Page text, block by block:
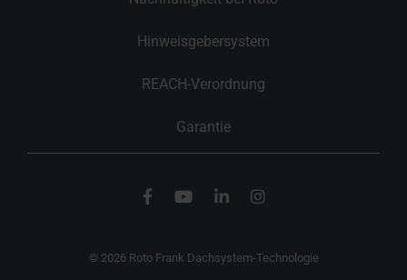
Hinweisgebersystem
REACH-Verordnung
Garantie
© 2026 Roto Frank Dachsystem-Technologie